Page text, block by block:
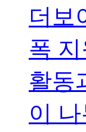
더보
폭
활동
이